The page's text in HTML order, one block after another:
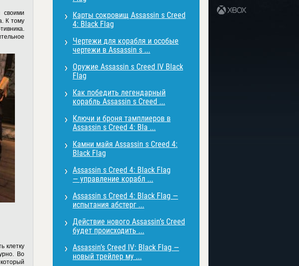
К тому
клетку
Во
Карты сокровищ Assassin s Creed
4: Black Flag
Чертежи для корабля и особые
чертежи в Assassin s ...
Оружие Assassin s Creed IV Black
Flag
Как победить легендарный
корабль Assassin s Creed ...
Ключи и броня тамплиеров в
Assassin s Creed 4: Bla ...
Камни майя Assassin s Creed 4:
Black Flag
Assassin s Creed 4: Black Flag
— управление корабл ...
Assassin s Creed 4: Black Flag —
испытания абстерг ...
Действие нового Assassin’s Creed
будет происходить ...
Assassin’s Creed IV: Black Flag —
новый трейлер му ...